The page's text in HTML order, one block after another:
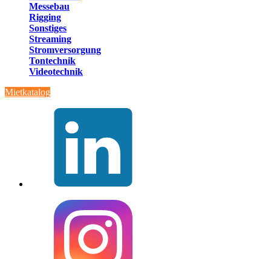
Messebau
Rigging
Sonstiges
Streaming
Stromversorgung
Tontechnik
Videotechnik
Mietkatalog